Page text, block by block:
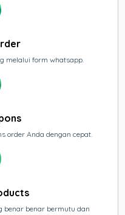
melalui form whatsapp.
order Anda dengan cepat.
benar benar bermutu dan